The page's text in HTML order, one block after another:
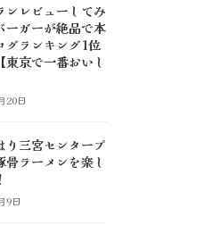
ンレビューしてみ
ーガーが絶品で本
グランキング1位
東京で一番おいし
20日
り三宮センタープ
骨ラーメンを楽し
9日